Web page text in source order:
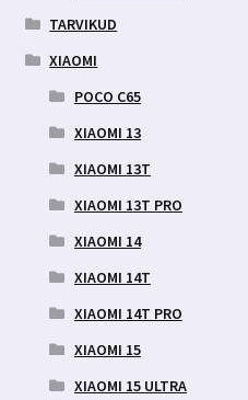
TARVIKUD
XIAOMI
POCO C65
XIAOMI 13
XIAOMI 13T
XIAOMI 13T PRO
XIAOMI 14
XIAOMI 14T
XIAOMI 14T PRO
XIAOMI 15
XIAOMI 15 ULTRA